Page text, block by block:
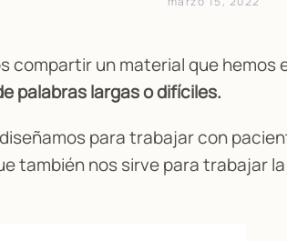
compartir un material que hemos
palabras largas o difíciles.
para trabajar con
también nos sirve para trabajar